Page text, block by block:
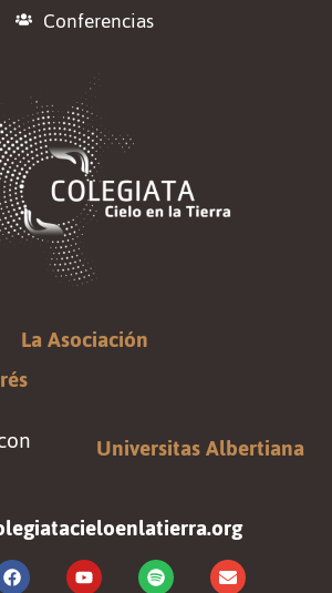
Conferencias
La Asociación
Universitas Albertiana